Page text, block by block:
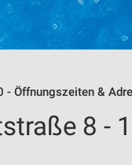
- Öffnungszeiten &
8 -